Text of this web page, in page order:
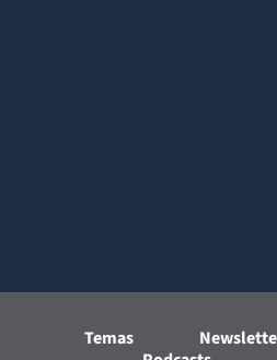
Temas